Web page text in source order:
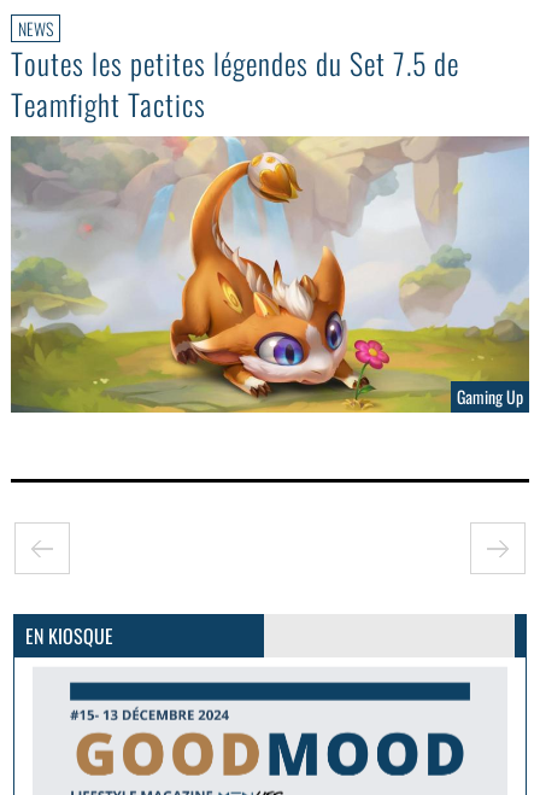
NEWS
Toutes les petites légendes du Set 7.5 de
Teamfight Tactics
Gaming Up
EN KIOSQUE PLUS D'INFOS